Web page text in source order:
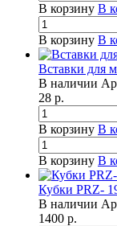
В корзину В
В корзину В
Вставки для
В наличии
28 р.
В корзину В
В корзину В
Кубки PRZ-
В наличии
1400 р.